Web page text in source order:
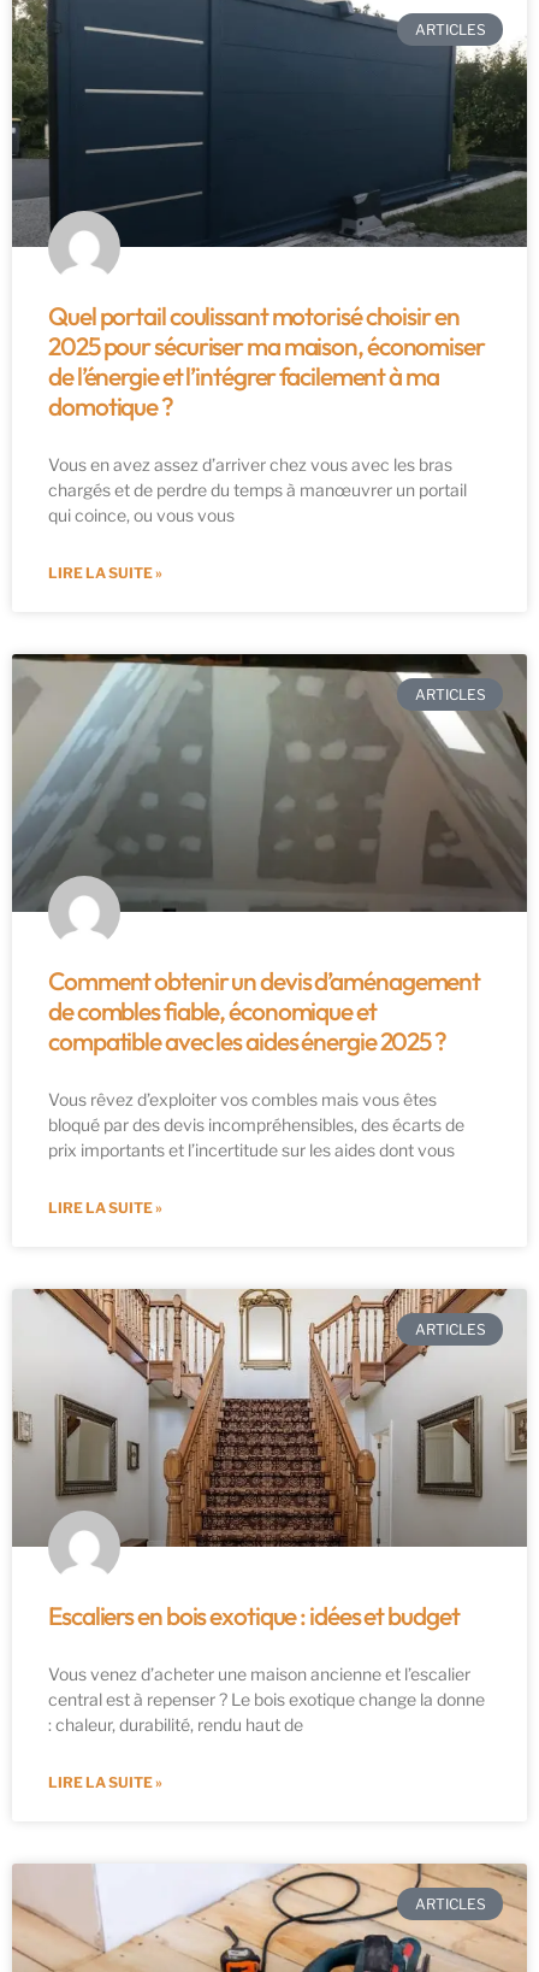
ARTICLES
Quel portail coulissant motorisé choisir en
2025 pour sécuriser ma maison, économiser
de l’énergie et l’intégrer facilement à ma
domotique ?
Vous en avez assez d’arriver chez vous avec les bras
chargés et de perdre du temps à manœuvrer un portail
qui coince, ou vous vous
LIRE LA SUITE »
ARTICLES
Comment obtenir un devis d’aménagement
de combles fiable, économique et
compatible avec les aides énergie 2025 ?
Vous rêvez d’exploiter vos combles mais vous êtes
bloqué par des devis incompréhensibles, des écarts de
prix importants et l’incertitude sur les aides dont vous
LIRE LA SUITE »
ARTICLES
Escaliers en bois exotique : idées et budget
Vous venez d’acheter une maison ancienne et l’escalier
central est à repenser ? Le bois exotique change la donne
: chaleur, durabilité, rendu haut de
LIRE LA SUITE »
ARTICLES